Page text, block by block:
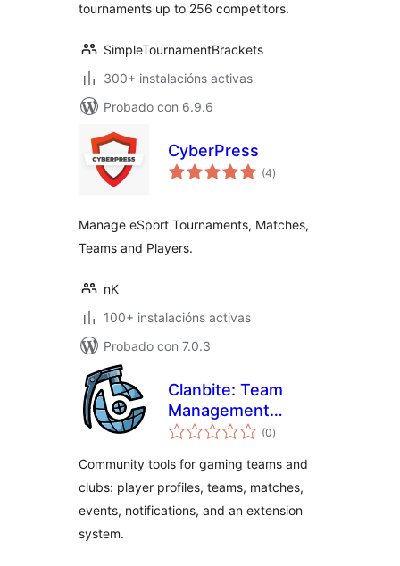
tournaments up to 256 competitors.
SimpleTournamentBrackets
300+ instalacións activas
Probado con 6.9.6
CyberPress
(4valoracións
totais
)
Manage eSport Tournaments, Matches,
Teams and Players.
nK
100+ instalacións activas
Probado con 7.0.3
Clanbite: Team
Management
System
(0valoracións
totais
)
Community tools for gaming teams and
clubs: player profiles, teams, matches,
events, notifications, and an extension
system.